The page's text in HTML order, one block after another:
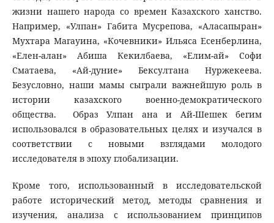
жизни нашего народа со времен Казахского ханство.
Например, «Улпан» Габита Мусрепова, «Аласапыран»
Мухтара Магауина, «Кочевники» Ильяса Есенберлина,
«Елен-алан» Абиша Кекилбаева, «Елим-ай» Софи
Сматаева, «Ай-дуние» Бексултана Нуржекеева.
Безусловно, наши мамы сыграли важнейшую роль в
истории казахского военно-демократического
общества. Образ Улпан ана и Ай-Шешек бегим
использовался в образовательных целях и изучался в
соответствии с новыми взглядами молодого
исследователя в эпоху глобализации.
Кроме того, использованный в исследовательской
работе исторический метод, методы сравнения и
изучения, анализа с использованием принципов